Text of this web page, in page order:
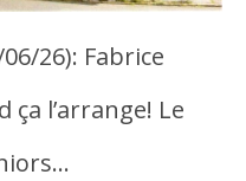
26): Fabrice
ça l’arrange! Le